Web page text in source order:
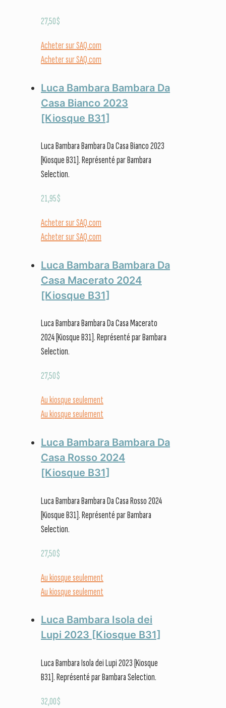
27,50$
Acheter sur SAQ.com
Acheter sur SAQ.com
Luca Bambara Bambara Da
Casa Bianco 2023
[Kiosque B31]
Luca Bambara Bambara Da Casa Bianco 2023
[Kiosque B31]. Représenté par Bambara
Selection.
21,95$
Acheter sur SAQ.com
Acheter sur SAQ.com
Luca Bambara Bambara Da
Casa Macerato 2024
[Kiosque B31]
Luca Bambara Bambara Da Casa Macerato
2024 [Kiosque B31]. Représenté par Bambara
Selection.
27,50$
Au kiosque seulement
Au kiosque seulement
Luca Bambara Bambara Da
Casa Rosso 2024
[Kiosque B31]
Luca Bambara Bambara Da Casa Rosso 2024
[Kiosque B31]. Représenté par Bambara
Selection.
27,50$
Au kiosque seulement
Au kiosque seulement
Luca Bambara Isola dei
Lupi 2023 [Kiosque B31]
Luca Bambara Isola dei Lupi 2023 [Kiosque
B31]. Représenté par Bambara Selection.
32,00$